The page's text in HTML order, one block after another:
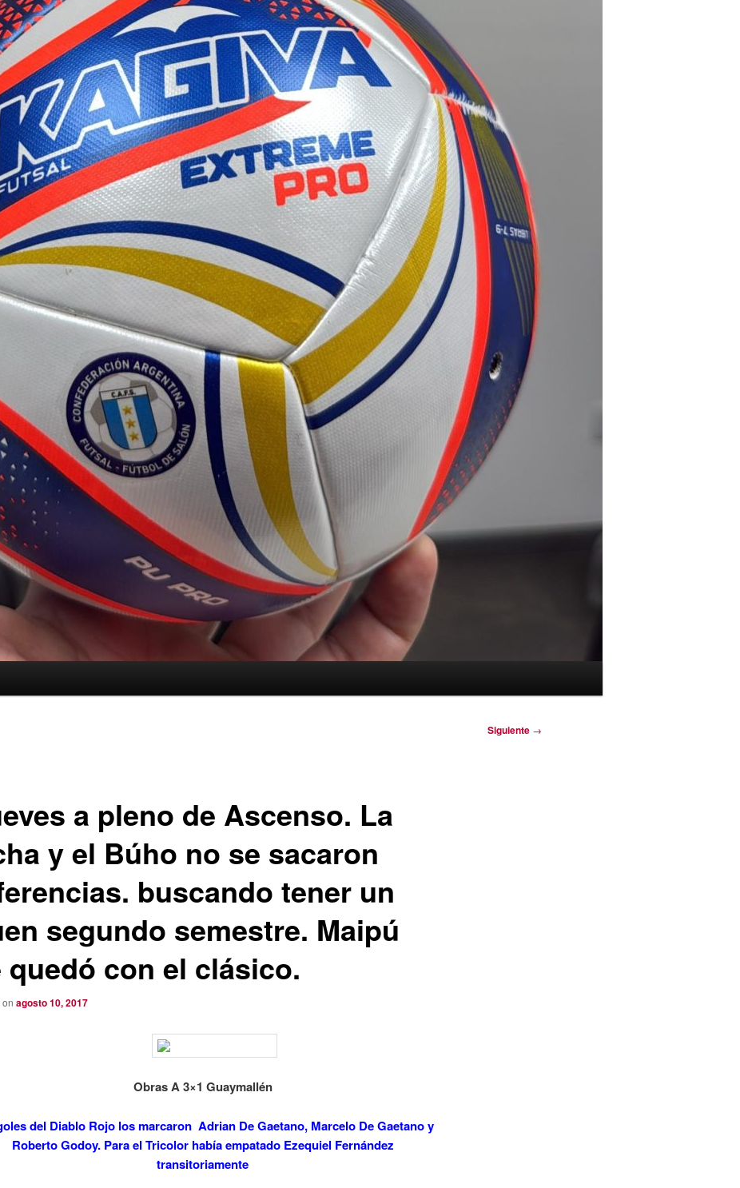
Siguiente →
a pleno de Ascenso. La
y el Búho no se sacaron
buscando tener un
segundo semestre. Maipú
quedó con el clásico.
on agosto 10, 2017
Obras A 3×1 Guaymallén
del Diablo Rojo los marcaron Adrian De Gaetano, Marcelo De Gaetano y
Roberto Godoy. Para el Tricolor había empatado Ezequiel Fernández
transitoriamente